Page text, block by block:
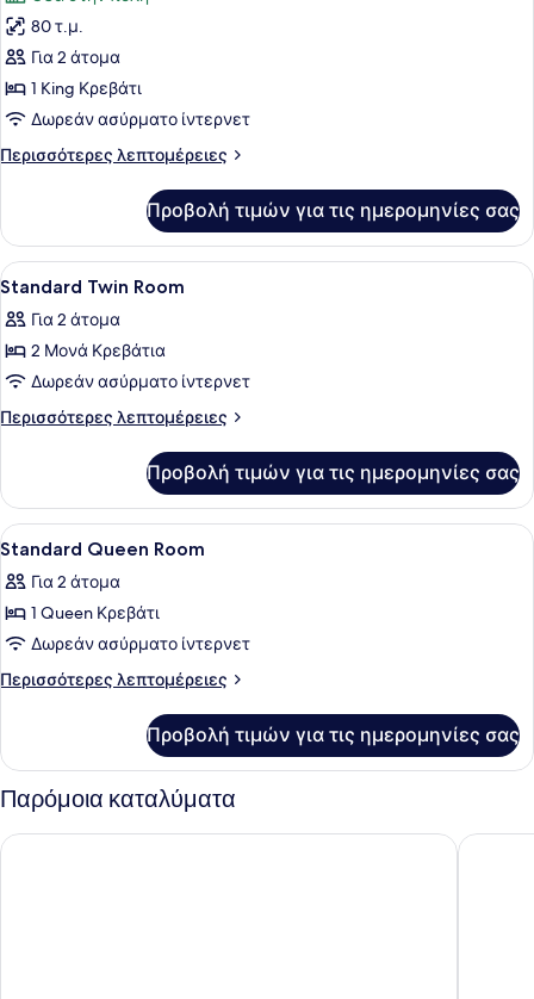
φωτογραφιών
για
Presidential
Σουίτα
80 τ.μ.
Για 2 άτομα
1 King Κρεβάτι
Δωρεάν ασύρματο ίντερνετ
Περισσότερες λεπτομέρειες
Περισσότερες
Σουίτα
Προβολή τιμών για τις ημερομηνίες σας
Προβολή
όλων
των
φωτογραφιών
για
Standard
Χρηματοκιβώτιο στο δωμάτιο,
16
Standard Twin Room
Για 2 άτομα
2 Μονά Κρεβάτια
Δωρεάν ασύρματο ίντερνετ
Περισσότερες λεπτομέρειες
Περισσότερες
Twin
Room
Προβολή τιμών για τις ημερομηνίες σας
Προβολή
όλων
των
φωτογραφιών
για
Standard
Χρηματοκιβώτιο στο δωμάτιο,
9
Standard Queen Room
Για 2 άτομα
1 Queen Κρεβάτι
Δωρεάν ασύρματο ίντερνετ
Περισσότερες λεπτομέρειες
Περισσότερες
Queen
Room
Προβολή τιμών για τις ημερομηνίες σας
Παρόμοια καταλύματα
Scandic Rubinen